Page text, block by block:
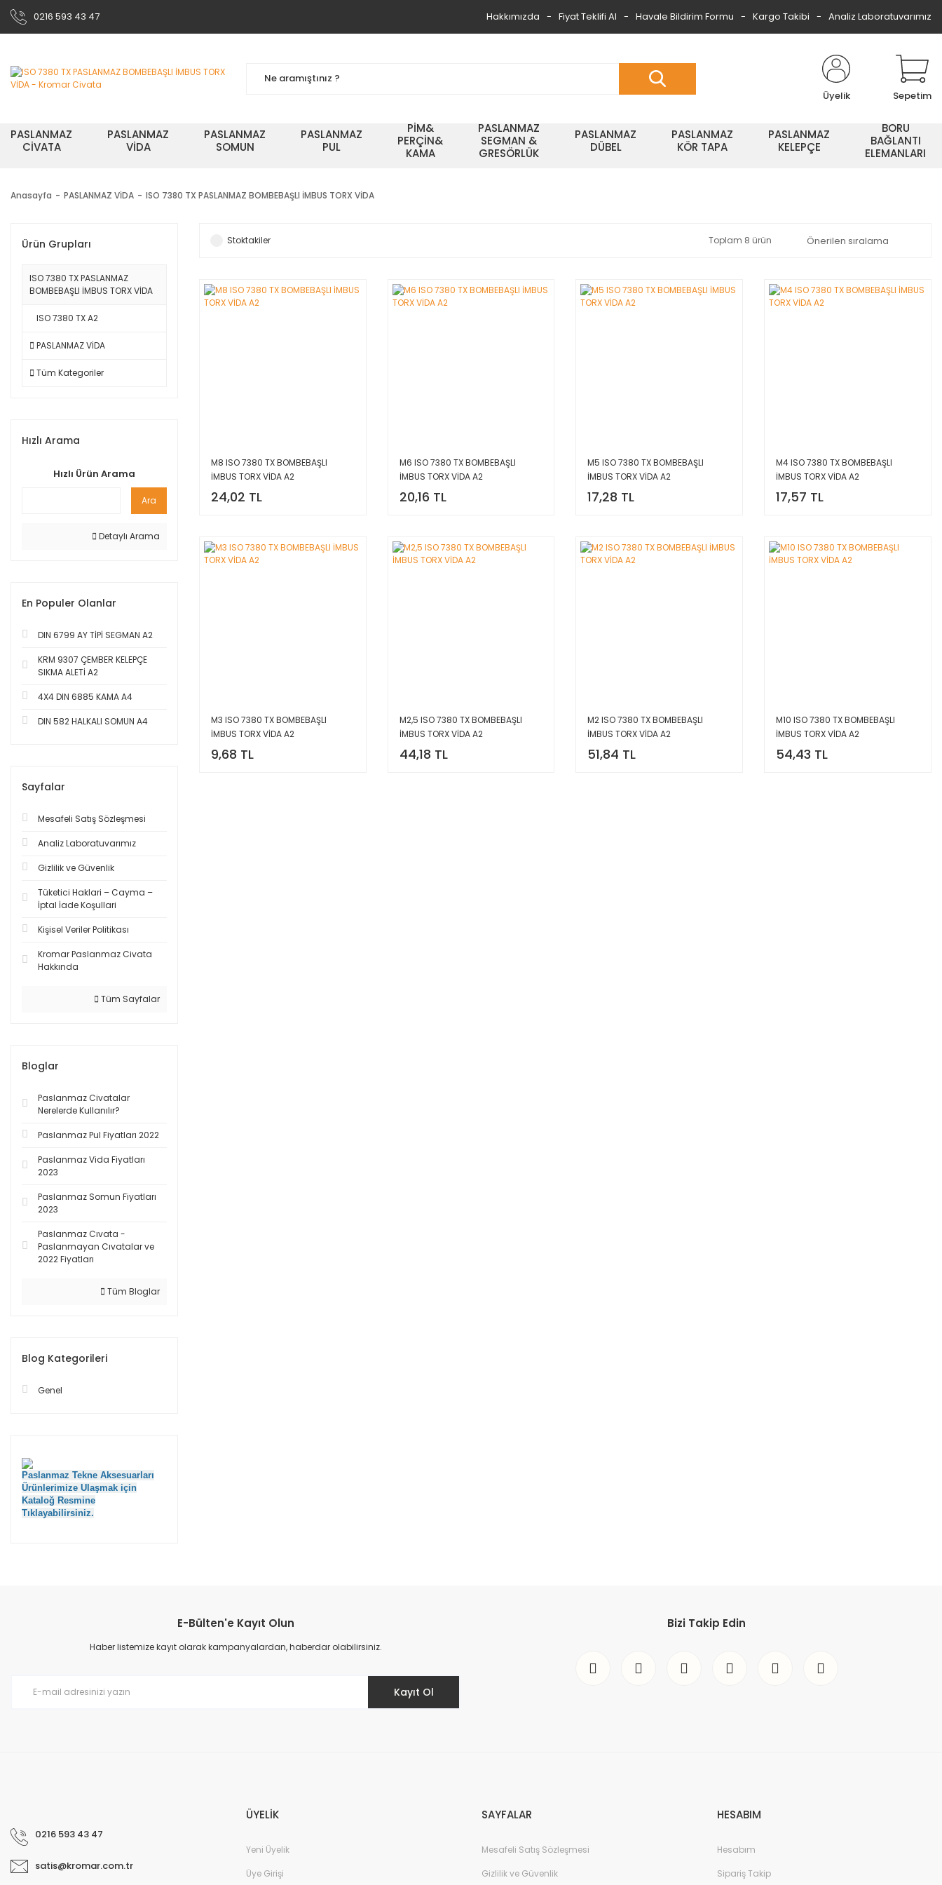
0216 593 43 47 Hakkımızda Fiyat Teklifi Al Havale Bildirim Formu Kargo Takibi Analiz Laboratuvarımız
Üyelik Sepetim
PASLANMAZ
CİVATA
PASLANMAZ
VİDA
PASLANMAZ
SOMUN
PASLANMAZ
PUL
PİM&
PERÇİN&
KAMA
PASLANMAZ
SEGMAN &
GRESÖRLÜK
PASLANMAZ
DÜBEL
PASLANMAZ
KÖR TAPA
PASLANMAZ
KELEPÇE
BORU
BAĞLANTI
ELEMANLARI
Anasayfa PASLANMAZ VİDA ISO 7380 TX PASLANMAZ BOMBEBAŞLI İMBUS TORX VİDA
Ürün Grupları
ISO 7380 TX PASLANMAZ
BOMBEBAŞLI İMBUS TORX VİDA
ISO 7380 TX A2
PASLANMAZ VİDA
Tüm Kategoriler
Hızlı Arama
Hızlı Ürün Arama
Ara
Detaylı Arama
En Populer Olanlar
DIN 6799 AY TİPİ SEGMAN A2
KRM 9307 ÇEMBER KELEPÇE
SIKMA ALETİ A2
4X4 DIN 6885 KAMA A4
DIN 582 HALKALI SOMUN A4
Sayfalar
Mesafeli Satış Sözleşmesi
Analiz Laboratuvarımız
Gizlilik ve Güvenlik
Tüketici Haklari – Cayma –
İptal İade Koşullari
Kişisel Veriler Politikası
Kromar Paslanmaz Civata
Hakkında
Tüm Sayfalar
Bloglar
Paslanmaz Civatalar
Nerelerde Kullanılır?
Paslanmaz Pul Fiyatları 2022
Paslanmaz Vida Fiyatları
2023
Paslanmaz Somun Fiyatları
2023
Paslanmaz Cıvata -
Paslanmayan Cıvatalar ve
2022 Fiyatları
Tüm Bloglar
Blog Kategorileri
Genel
Paslanmaz Tekne Aksesuarları
Ürünlerimize Ulaşmak için
Kataloğ Resmine
Tıklayabilirsiniz.
Stoktakiler Toplam 8 ürün
M8 ISO 7380 TX BOMBEBAŞLI
İMBUS TORX VİDA A2
24,02 TL
M6 ISO 7380 TX BOMBEBAŞLI
İMBUS TORX VİDA A2
20,16 TL
M5 ISO 7380 TX BOMBEBAŞLI
İMBUS TORX VİDA A2
17,28 TL
M4 ISO 7380 TX BOMBEBAŞLI
İMBUS TORX VİDA A2
17,57 TL
M3 ISO 7380 TX BOMBEBAŞLI
İMBUS TORX VİDA A2
9,68 TL
M2,5 ISO 7380 TX BOMBEBAŞLI
İMBUS TORX VİDA A2
44,18 TL
M2 ISO 7380 TX BOMBEBAŞLI
İMBUS TORX VİDA A2
51,84 TL
M10 ISO 7380 TX BOMBEBAŞLI
İMBUS TORX VİDA A2
54,43 TL
E-Bülten'e Kayıt Olun
Haber listemize kayıt olarak kampanyalardan, haberdar olabilirsiniz.
Kayıt Ol
Bizi Takip Edin
0216 593 43 47
satis@kromar.com.tr
ÜYELİK
Yeni Üyelik
Üye Girişi
SAYFALAR
Mesafeli Satış Sözleşmesi
Gizlilik ve Güvenlik
HESABIM
Hesabım
Sipariş Takip